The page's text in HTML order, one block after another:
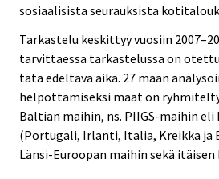
sosiaalisista seurauksista
Tarkastelu keskittyy vuosiin
tarvittaessa tarkastelussa on
tätä edeltävä aika. 27 maan
helpottamiseksi maat on
Baltian maihin, ns. PIIGS-maihin
(Portugali, Irlanti, Italia, Kreikka ja
Länsi-Euroopan maihin sekä